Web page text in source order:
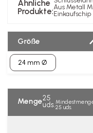
Ähnliche
Produkte:Aus Metall
Einkaufschip
Größe
24 mm Ø
Menge25
uds.25 uds.